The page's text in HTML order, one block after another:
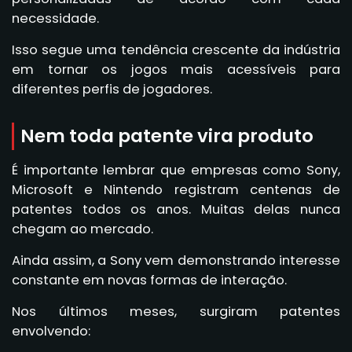
necessidade.
Isso segue uma tendência crescente da indústria
em tornar os jogos mais acessíveis para
diferentes perfis de jogadores.
Nem toda patente vira produto
É importante lembrar que empresas como Sony,
Microsoft e Nintendo registram centenas de
patentes todos os anos. Muitas delas nunca
chegam ao mercado.
Ainda assim, a Sony vem demonstrando interesse
constante em novas formas de interação.
Nos últimos meses, surgiram patentes
envolvendo: